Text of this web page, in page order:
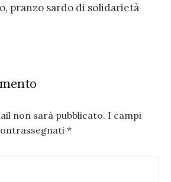
pranzo sardo di solidarietà
non sarà pubblicato. I campi
*